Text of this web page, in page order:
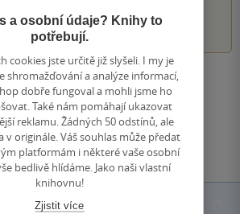
1 2 3 4 5
všechna hodnocení
Přidat hodnocení
a osobní údaje? Knihy to
potřebují.
cookies jste určitě již slyšeli. I my je
shromažďování a analýze informací,
dobře fungoval a mohli jsme ho
Také nám pomáhají ukazovat
reklamu. Žádných 50 odstínů, ale
v originále. Váš souhlas může předat
platformám i některé vaše osobní
bedlivě hlídáme. Jako naši vlastní
knihovnu!
Zjistit více